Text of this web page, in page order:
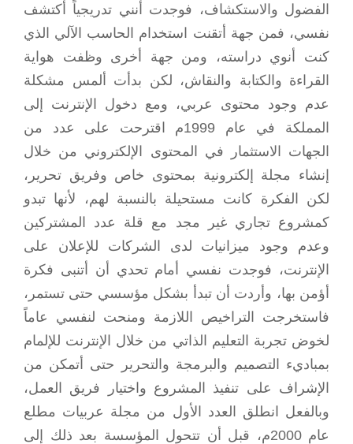
الفضول والاستكشاف، فوجدت أنني تدريجياً أكتشف
نفسي، فمن جهة أتقنت استخدام الحاسب الآلي الذي
كنت أنوي دراسته، ومن جهة أخرى وظفت هواية
القراءة والكتابة والنقاش، لكن بدأت ألمس مشكلة
عدم وجود محتوى عربي، ومع دخول الإنترنت إلى
المملكة في عام 1999م اقترحت على عدد من
الجهات الاستثمار في المحتوى الإلكتروني من خلال
إنشاء مجلة إلكترونية بمحتوى خاص وفريق تحرير،
لكن الفكرة كانت مستحيلة بالنسبة لهم، لأنها تبدو
كمشروع تجاري غير مجد مع قلة عدد المشتركين
وعدم وجود ميزانيات لدى الشركات للإعلان على
الإنترنت، فوجدت نفسي أمام تحدي أن أتنبى فكرة
أؤمن بها، وأردت أن تبدأ بشكل مؤسسي حتى تستمر،
فاستخرجت التراخيص اللازمة ومنحت لنفسي عاماً
لخوض تجربة التعليم الذاتي من خلال الإنترنت للإلمام
بمباديء التصميم والبرمجة والتحرير حتى أتمكن من
الإشراف على تنفيذ المشروع واختيار فريق العمل،
وبالفعل انطلق العدد الأول من مجلة عربيات مطلع
عام 2000م، قبل أن تتحول المؤسسة بعد ذلك إلى